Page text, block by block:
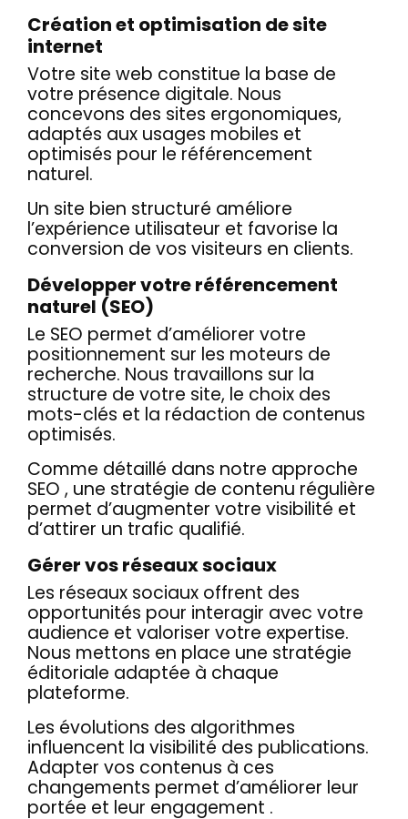
Création et optimisation de site
internet
Votre site web constitue la base de
votre présence digitale. Nous
concevons des sites ergonomiques,
adaptés aux usages mobiles et
optimisés pour le référencement
naturel.
Un site bien structuré améliore
l’expérience utilisateur et favorise la
conversion de vos visiteurs en clients.
Développer votre référencement
naturel (SEO)
Le SEO permet d’améliorer votre
positionnement sur les moteurs de
recherche. Nous travaillons sur la
structure de votre site, le choix des
mots-clés et la rédaction de contenus
optimisés.
Comme détaillé dans notre approche
SEO , une stratégie de contenu régulière
permet d’augmenter votre visibilité et
d’attirer un trafic qualifié.
Gérer vos réseaux sociaux
Les réseaux sociaux offrent des
opportunités pour interagir avec votre
audience et valoriser votre expertise.
Nous mettons en place une stratégie
éditoriale adaptée à chaque
plateforme.
Les évolutions des algorithmes
influencent la visibilité des publications.
Adapter vos contenus à ces
changements permet d’améliorer leur
portée et leur engagement .